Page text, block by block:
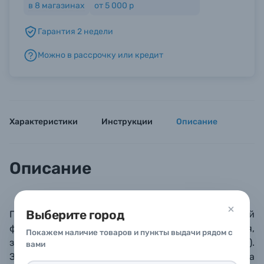
Выберите город
Покажем наличие товаров и пункты выдачи рядом с
вами
Б/У фототехника (Комиссионные товары)
в 8 магазинах
от 5 000 р
Гарантия 2 недели
Можно в рассрочку или кредит
Характеристики Инструкции Описание
Описание
Премиальная металлическая рамка для фотографий
формата 15х21см. Поверхность багета глянцевая,
зеркальная, стекло минеральное (толщина 1.5 мм ).
Задник из плотного листа оргалита
предусмотрена